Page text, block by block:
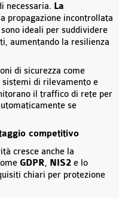
necessaria. La
propagazione incontrollata
sono ideali per suddividere
aumentando la resilienza
di sicurezza come
sistemi di rilevamento e
il traffico di rete per
se
competitivo
cresce anche la
GDPR, NIS2 e lo
chiari per protezione